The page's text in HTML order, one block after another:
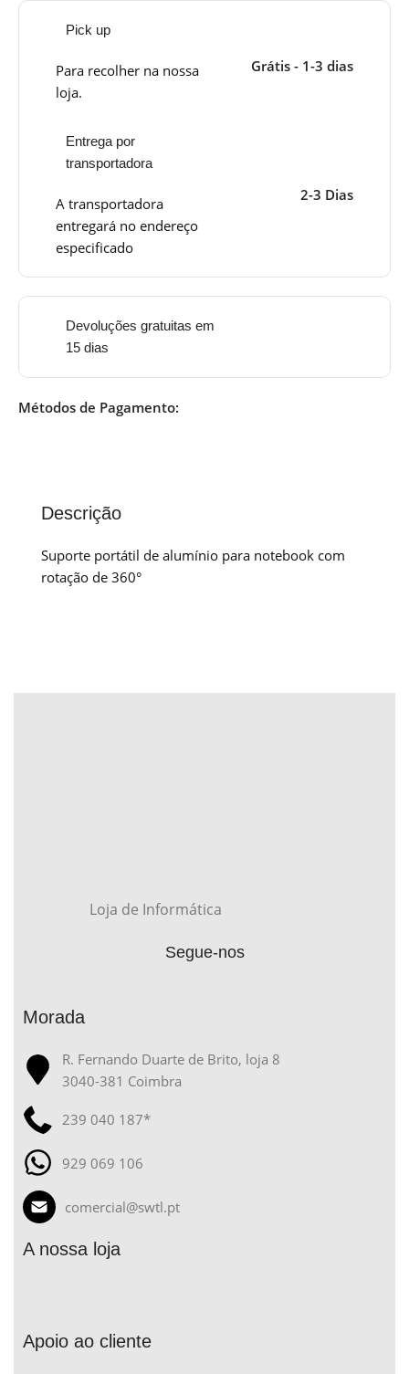
Pick up
Para recolher na nossa
loja.
Grátis - 1-3 dias
Entrega por
transportadora
A transportadora
entregará no endereço
especificado
2-3 Dias
Devoluções gratuitas em
15 dias
Métodos de Pagamento:
Descrição
Suporte portátil de alumínio para notebook com
rotação de 360°
Loja de Informática
Segue-nos
Morada
R. Fernando Duarte de Brito, loja 8
3040-381 Coimbra
239 040 187*
929 069 106
comercial@swtl.pt
A nossa loja
Apoio ao cliente